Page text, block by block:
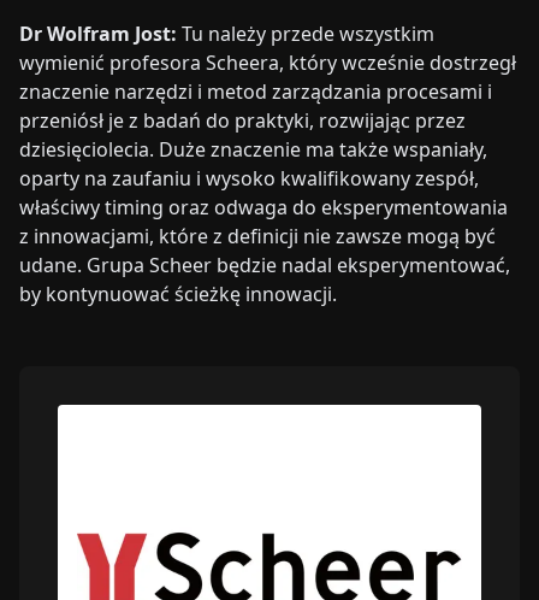
Dr Wolfram Jost: Tu należy przede wszystkim
wymienić profesora Scheera, który wcześnie dostrzegł
znaczenie narzędzi i metod zarządzania procesami i
przeniósł je z badań do praktyki, rozwijając przez
dziesięciolecia. Duże znaczenie ma także wspaniały,
oparty na zaufaniu i wysoko kwalifikowany zespół,
właściwy timing oraz odwaga do eksperymentowania
z innowacjami, które z definicji nie zawsze mogą być
udane. Grupa Scheer będzie nadal eksperymentować,
by kontynuować ścieżkę innowacji.